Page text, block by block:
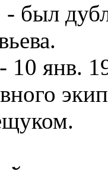
был
10 янв.